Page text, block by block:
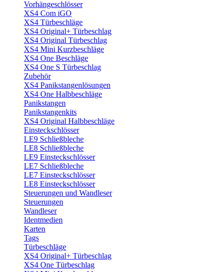
Vorhängeschlösser
XS4 Com iGO
XS4 Türbeschläge
XS4 Original+ Türbeschlag
XS4 Original Türbeschlag
XS4 Mini Kurzbeschläge
XS4 One Beschläge
XS4 One S Türbeschlag
Zubehör
XS4 Panikstangenlösungen
XS4 One Halbbeschläge
Panikstangen
Panikstangenkits
XS4 Original Halbbeschläge
Einsteckschlösser
LE9 Schließbleche
LE8 Schließbleche
LE9 Einsteckschlösser
LE7 Schließbleche
LE7 Einsteckschlösser
LE8 Einsteckschlösser
Steuerungen und Wandleser
Steuerungen
Wandleser
Identmedien
Karten
Tags
Türbeschläge
XS4 Original+ Türbeschlag
XS4 One Türbeschlag